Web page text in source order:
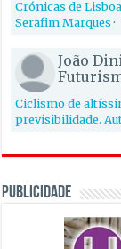
Crónicas de
Serafim Marques·
João
Ciclismo de
previsibilidade.
PUBLICIDADE